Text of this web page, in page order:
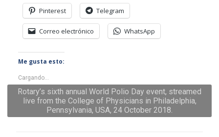
Rotary’s sixth annual World Polio Day event, streamed
live from the College of Physicians in Philadelphia,
Pennsylvania, USA, 24 October 2018.
Pinterest Telegram
Correo electrónico WhatsApp
Me gusta esto:
Cargando...